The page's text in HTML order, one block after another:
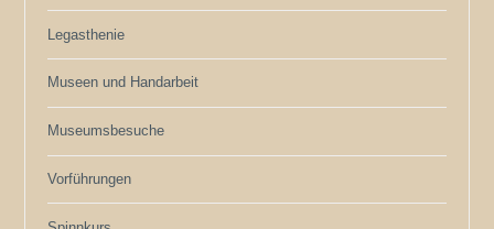
Legasthenie
Museen und Handarbeit
Museumsbesuche
Vorführungen